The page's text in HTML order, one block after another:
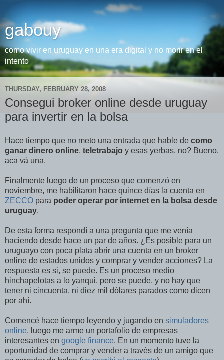
gabouy
como vivir en uruguay en una era digital y no morir en el
intento
THURSDAY, FEBRUARY 28, 2008
Consegui broker online desde uruguay
para invertir en la bolsa
Hace tiempo que no meto una entrada que hable de como
ganar dinero online, teletrabajo y esas yerbas, no? Bueno,
aca vá una.
Finalmente luego de un proceso que comenzó en
noviembre, me habilitaron hace quince días la cuenta en
ZECCO para poder operar por internet en la bolsa desde
uruguay.
De esta forma respondí a una pregunta que me venía
haciendo desde hace un par de años. ¿Es posible para un
uruguayo con poca plata abrir una cuenta en un broker
online de estados unidos y comprar y vender acciones? La
respuesta es si, se puede. Es un proceso medio
hinchapelotas a lo yanqui, pero se puede, y no hay que
tener ni cincuenta, ni diez mil dólares parados como dicen
por ahí.
Comencé hace tiempo leyendo y jugando en simuladores
online, luego me arme un portafolio de empresas
interesantes en google finance. En un momento tuve la
oportunidad de comprar y vender a través de un amigo que